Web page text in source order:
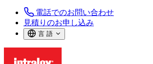
電話でのお問い合わせ
見積りのお申し込み
言 語